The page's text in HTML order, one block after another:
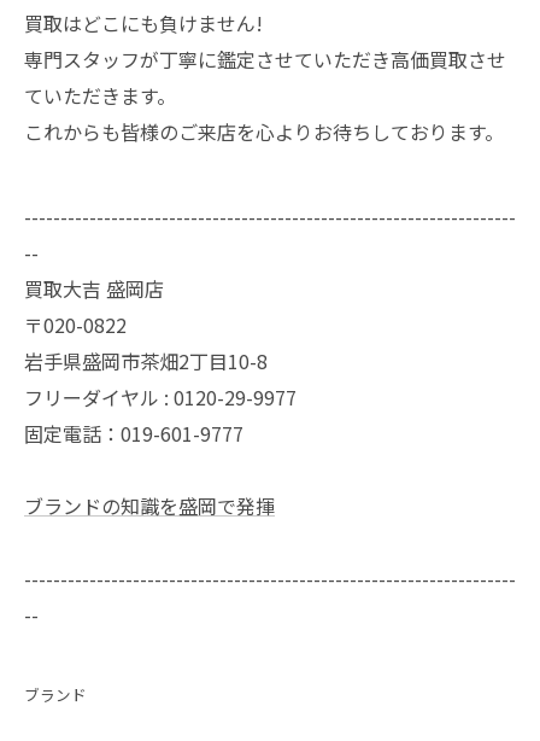
買取はどこにも負けません!
専門スタッフが丁寧に鑑定させていただき高価買取させ
ていただきます。
これからも皆様のご来店を心よりお待ちしております。
--------------------------------------------------------------------
--
買取大吉 盛岡店
〒020-0822
岩手県盛岡市茶畑2丁目10-8
フリーダイヤル : 0120-29-9977
固定電話：019-601-9777
ブランドの知識を盛岡で発揮
--------------------------------------------------------------------
--
ブランド